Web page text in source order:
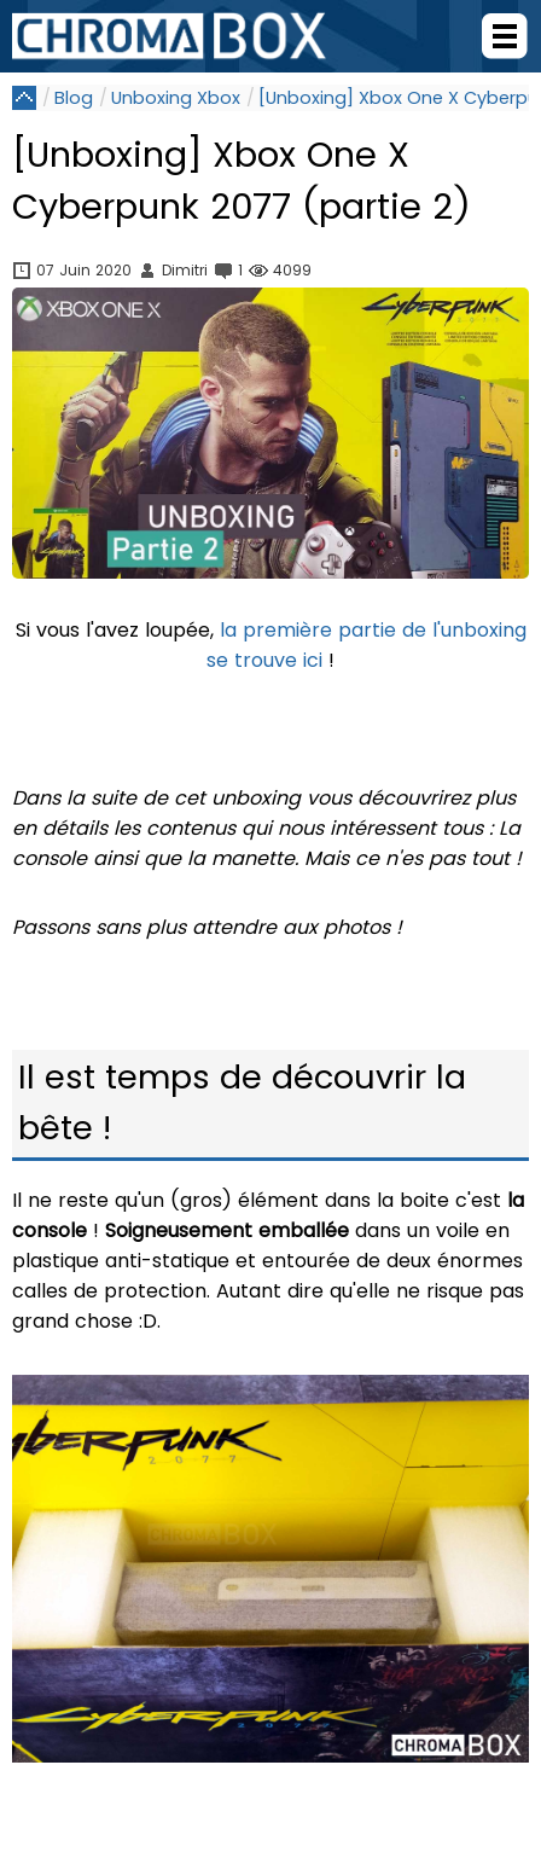
Blog Unboxing Xbox [Unboxing] Xbox One X
[Unboxing] Xbox One X
Cyberpunk 2077 (partie 2)
07 Juin 2020 Dimitri 1 4099
Si vous l'avez loupée, la première partie de l'unboxing
se trouve ici !
Dans la suite de cet unboxing vous découvrirez plus
en détails les contenus qui nous intéressent tous : La
console ainsi que la manette. Mais ce n'es pas tout !
Passons sans plus attendre aux photos !
Il est temps de découvrir la
bête !
Il ne reste qu'un (gros) élément dans la boite c'est la
console ! Soigneusement emballée dans un voile en
plastique anti-statique et entourée de deux énormes
calles de protection. Autant dire qu'elle ne risque pas
grand chose :D.